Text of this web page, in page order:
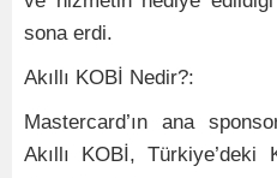
sona erdi.
Akıllı KOBİ Nedir?:
Mastercard’ın ana
Akıllı KOBİ, Türkiye’deki